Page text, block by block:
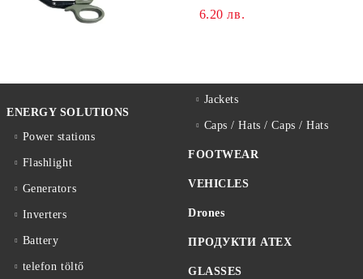
НОЖИЦИ НОЖИЦА
6.20 лв.
ENERGY SOLUTIONS
Power stations
Flashlight
Generators
Inverters
Battery
telefon töltő
Jackets
Caps / Hats / Caps / Hats
FOOTWEAR
VEHICLES
Drones
ПРОДУКТИ ATEX
GLASSES